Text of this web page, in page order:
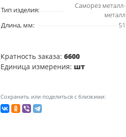
Тип изделия:
Саморез металл-
металл
Длина, мм:
51
Кратность заказа: 6600
Единица измерения: шт
Сохранить или поделиться с близкими: